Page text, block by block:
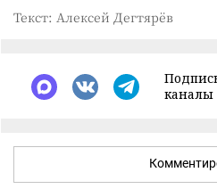
Текст: Алексей Дегтярёв
каналы